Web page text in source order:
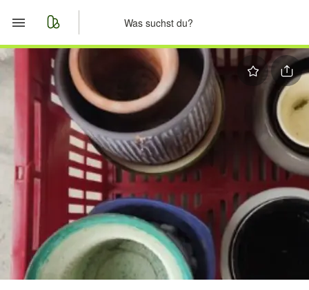
Start
Merkliste
Nachrichten
Anzeige aufgeben